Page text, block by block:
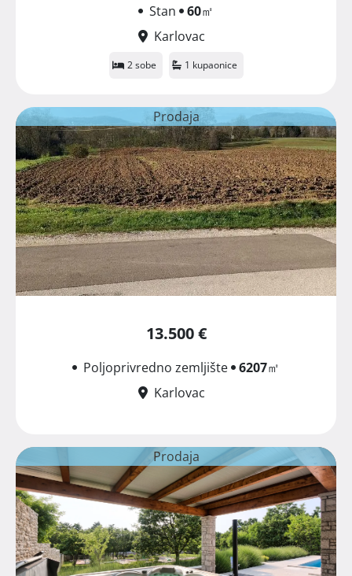
Stan 60㎡
Karlovac
2 sobe 1 kupaonice
Prodaja
13.500 €
Poljoprivredno zemljište 6207㎡
Karlovac
Prodaja